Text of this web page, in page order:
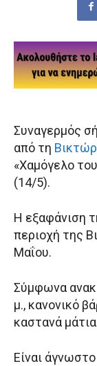
Συναγερμός
από τη
«Χαμόγελο
(14/5).
Η εξαφάνιση
περιοχή της
Μαΐου.
Σύμφωνα
μ., κανονικό
καστανά
Είναι